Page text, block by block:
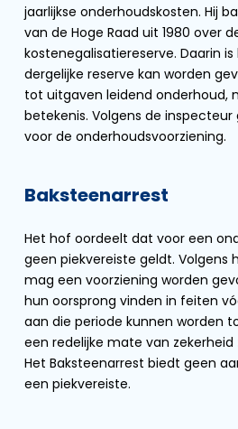
jaarlijkse onderhoudskosten. Hij
van de Hoge Raad uit 1980 over
kostenegalisatiereserve. Daarin
dergelijke reserve kan worden
tot uitgaven leidend onderhoud,
betekenis. Volgens de
voor de onderhoudsvoorziening.
Baksteenarrest
Het hof oordeelt dat voor een
geen piekvereiste geldt. Volgens
mag een voorziening worden
hun oorsprong vinden in feiten
aan die periode kunnen worden
een redelijke mate van zekerheid
Het Baksteenarrest biedt geen
een piekvereiste.